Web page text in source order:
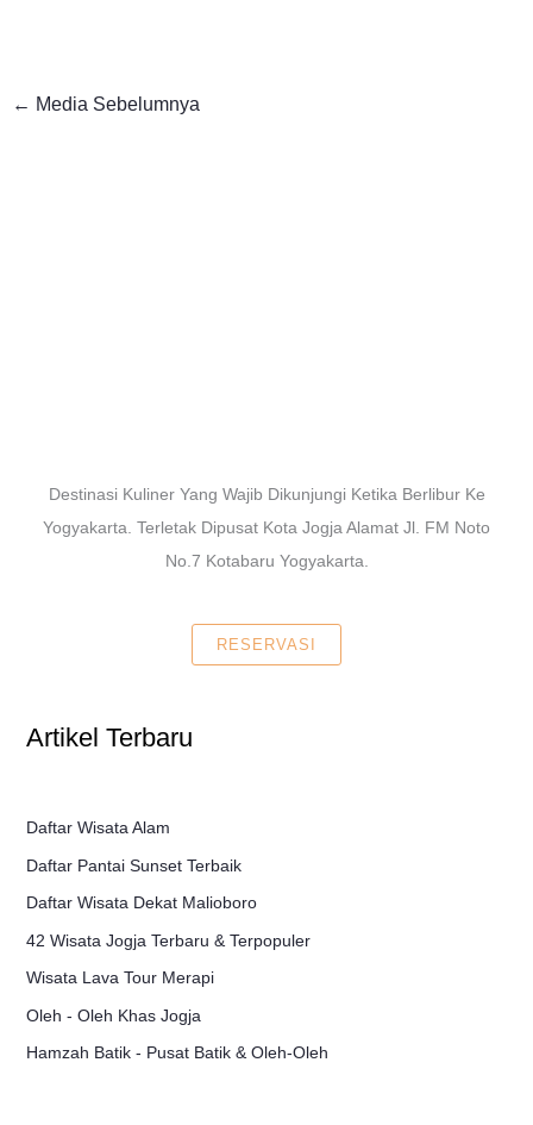
← Media Sebelumnya
Destinasi Kuliner Yang Wajib Dikunjungi Ketika Berlibur Ke
Yogyakarta. Terletak Dipusat Kota Jogja Alamat Jl. FM Noto
No.7 Kotabaru Yogyakarta.
RESERVASI
Artikel Terbaru
Daftar Wisata Alam
Daftar Pantai Sunset Terbaik
Daftar Wisata Dekat Malioboro
42 Wisata Jogja Terbaru & Terpopuler
Wisata Lava Tour Merapi
Oleh - Oleh Khas Jogja
Hamzah Batik - Pusat Batik & Oleh-Oleh